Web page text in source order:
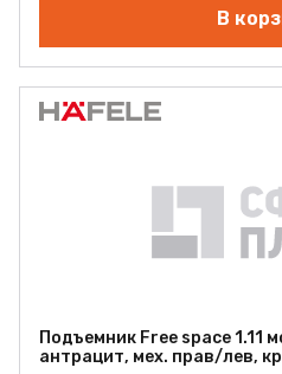
В
Подъемник Free space 1.11
антрацит, мех. прав/лев,